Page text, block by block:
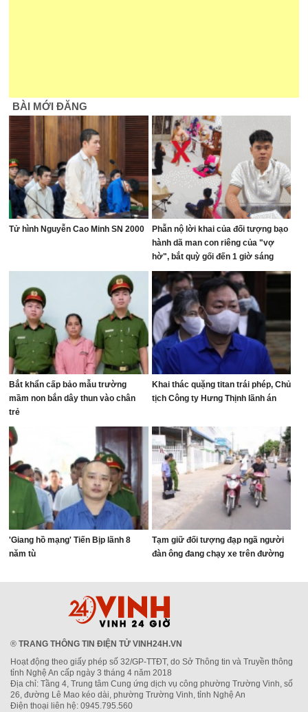
BÀI MỚI ĐĂNG
Tử hình Nguyễn Cao Minh SN 2000
Phẫn nộ lời khai của đối tượng bạo
hành dã man con riêng của "vợ
hờ", bắt quỳ gối đến 1 giờ sáng
Bắt khẩn cấp bảo mẫu trường
mầm non bắn dây thun vào chân
trẻ
Khai thác quặng titan trái phép, Chủ
tịch Công ty Hưng Thịnh lãnh án
'Giang hồ mạng' Tiến Bịp lãnh 8
năm tù
Tạm giữ đối tượng đạp ngã người
đàn ông đang chạy xe trên đường
® TRANG THÔNG TIN ĐIỆN TỬ VINH24H.VN
Hoạt động theo giấy phép số 32/GP-TTĐT, do Sở Thông tin và Truyền thông
tỉnh Nghệ An cấp ngày 3 tháng 4 năm 2018
Địa chỉ: Tầng 4, Trung tâm Cung ứng dịch vụ công phường Trường Vinh, số
26, đường Lê Mao kéo dài, phường Trường Vinh, tỉnh Nghệ An
Điện thoại liên hệ: 0945.795.560